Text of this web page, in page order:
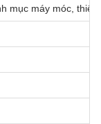
mục máy móc,